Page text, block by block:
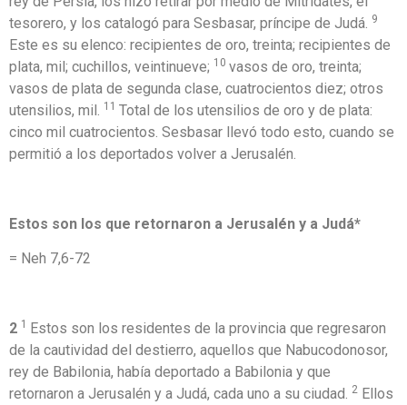
tesorero, y los catalogó para Sesbasar, príncipe de Judá. 9
Este es su elenco: recipientes de oro, treinta; recipientes de
plata, mil; cuchillos, veintinueve; 10 vasos de oro, treinta;
vasos de plata de segunda clase, cuatrocientos diez; otros
utensilios, mil. 11 Total de los utensilios de oro y de plata:
cinco mil cuatrocientos. Sesbasar llevó todo esto, cuando se
permitió a los deportados volver a Jerusalén.
Estos son los que retornaron a Jerusalén y a Judá*
= Neh 7,6-72
2 1 Estos son los residentes de la provincia que regresaron
de la cautividad del destierro, aquellos que Nabucodonosor,
rey de Babilonia, había deportado a Babilonia y que
retornaron a Jerusalén y a Judá, cada uno a su ciudad. 2 Ellos